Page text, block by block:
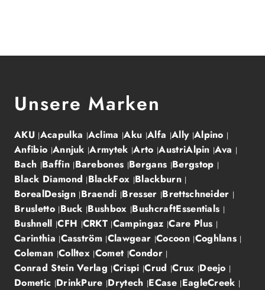
Unsere Marken
AKU Acapulka Aclima Aku Alfa Ally Alpino
Anfibio Annjuk Armytek Arto AustriAlpin Ava
Bach Baffin Barebones Bergans Bergstop
Black Diamond BlackFox Blackburn
BorealDesign Braendi Bresser Brettschneider
Brusletto Buck Bushbox BushcraftEssentials
Bushnell CFH CRKT Campingaz Care Plus
Carinthia Casström Clawgear Cocoon Coghlans
Coleman Colltex Comet Condor
Conrad Stein Verlag Crispi Crud Crux Deejo
Dometic DrinkPure Drytech ECase EagleCreek